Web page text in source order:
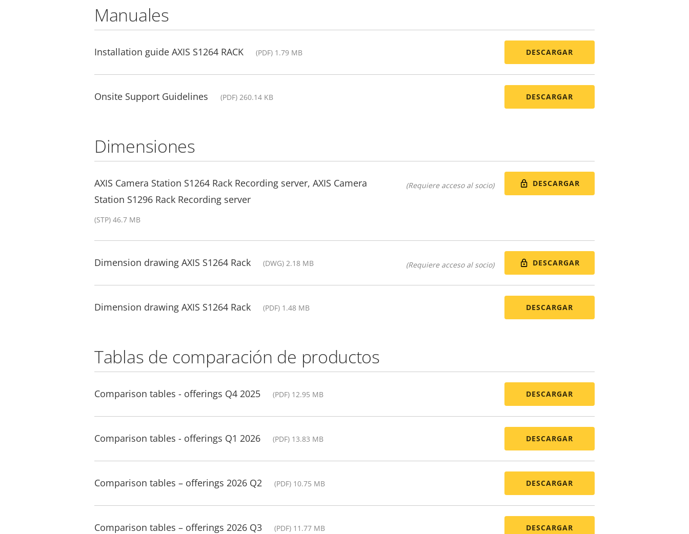
Manuales
Installation guide AXIS S1264 RACK (PDF) 1.79 MB DESCARGAR
Onsite Support Guidelines (PDF) 260.14 KB DESCARGAR
Dimensiones
AXIS Camera Station S1264 Rack Recording server, AXIS Camera
Station S1296 Rack Recording server
(STP) 46.7 MB
(Requiere acceso al socio) DESCARGAR
Dimension drawing AXIS S1264 Rack (DWG) 2.18 MB (Requiere acceso al socio) DESCARGAR
Dimension drawing AXIS S1264 Rack (PDF) 1.48 MB DESCARGAR
Tablas de comparación de productos
Comparison tables - offerings Q4 2025 (PDF) 12.95 MB DESCARGAR
Comparison tables - offerings Q1 2026 (PDF) 13.83 MB DESCARGAR
Comparison tables – offerings 2026 Q2 (PDF) 10.75 MB DESCARGAR
Comparison tables – offerings 2026 Q3 (PDF) 11.77 MB DESCARGAR